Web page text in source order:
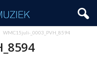
WMC15juli-_0003_PVH_8594